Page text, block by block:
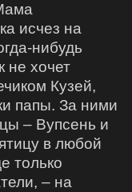
исчез на
нибудь
не хочет
Кузей,
папы. За ними
– Вупсень и
в любой
только
– на